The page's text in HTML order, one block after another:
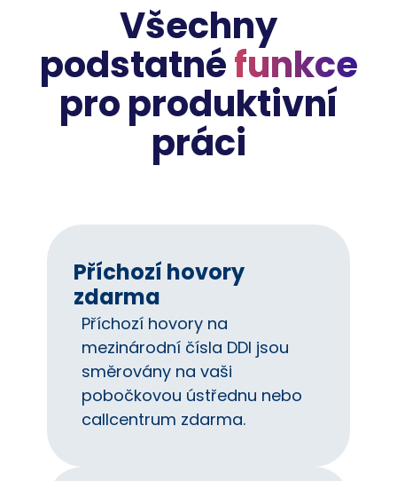
Všechny
podstatnéfunkce
pro produktivní
práci
Příchozí hovory
zdarma
Příchozí hovory na
mezinárodní čísla DDI jsou
směrovány na vaši
pobočkovou ústřednu nebo
callcentrum zdarma.